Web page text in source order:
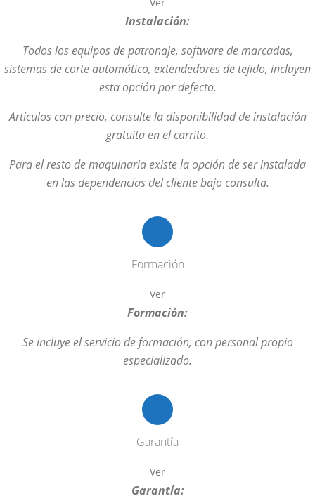
Instalación:
Todos los equipos de patronaje, software de marcadas,
sistemas de corte automático, extendedores de tejido, incluyen
esta opción por defecto.
Articulos con precio, consulte la disponibilidad de instalación
gratuita en el carrito.
Para el resto de maquinaria existe la opción de ser instalada
en las dependencias del cliente bajo consulta.
Formación
Ver
Formación:
Se incluye el servicio de formación, con personal propio
especializado.
Garantía
Ver
Garantía: